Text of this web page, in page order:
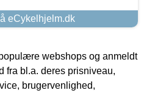
eCykelhjelm.dk
webshops og anmeldt
fra bl.a. deres prisniveau,
brugervenlighed,